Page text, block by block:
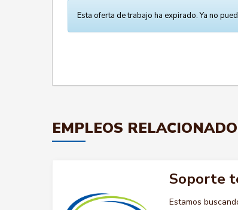
Esta oferta de trabajo ha expirado. Ya no
EMPLEOS
Soporte
Estamos